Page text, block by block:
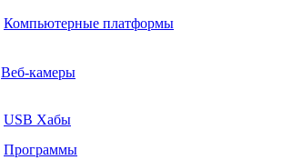
Компьютерные платформы
Веб-камеры
USB Хабы
Программы